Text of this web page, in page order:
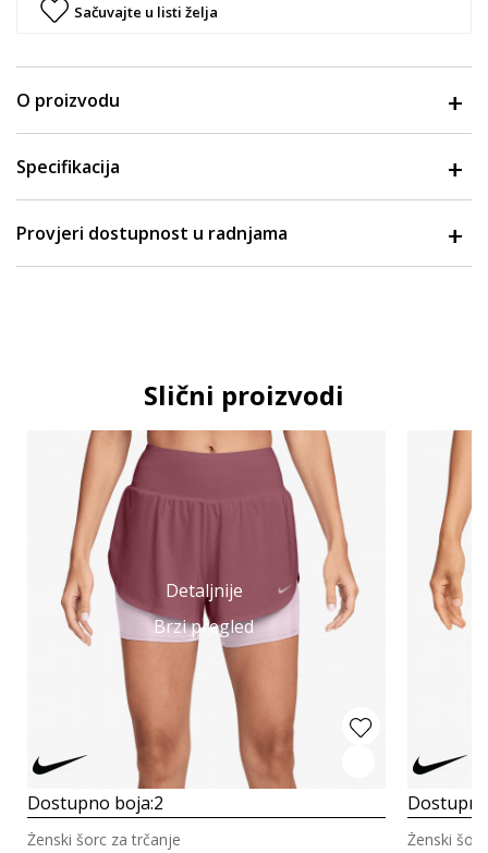
Sačuvajte u listi želja
O proizvodu
Specifikacija
Provjeri dostupnost u radnjama
Slični proizvodi
Detaljnije
Brzi pregled
Dostupno boja:2
Ženski šorc za trčanje Ženski